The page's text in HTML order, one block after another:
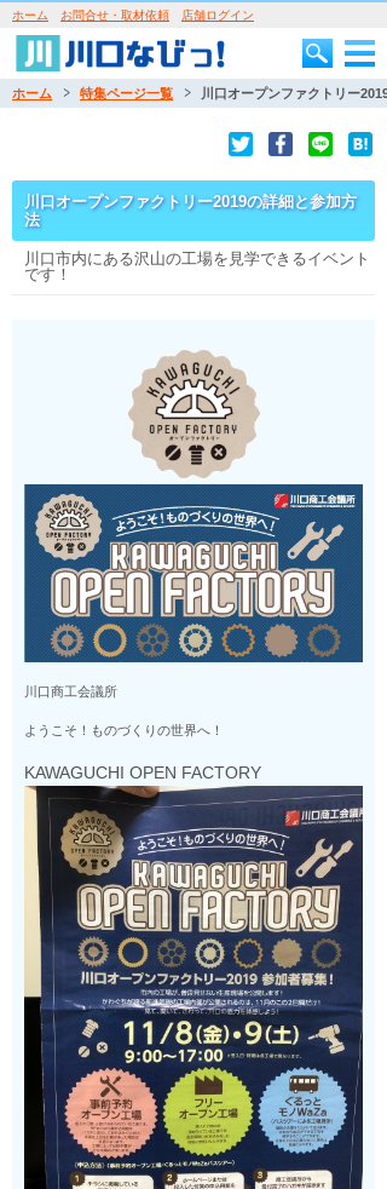
ホーム お問合せ・取材依頼 店舗ログイン
ホーム 特集ページ一覧 川口オープンファクトリー
川口オープンファクトリー2019の詳細と参加方
法
川口市内にある沢山の工場を見学できるイベント
です！
川口商工会議所
ようこそ！ものづくりの世界へ！
KAWAGUCHI OPEN FACTORY